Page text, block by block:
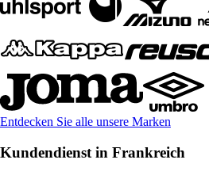
Entdecken Sie alle unsere Marken
Kundendienst in Frankreich